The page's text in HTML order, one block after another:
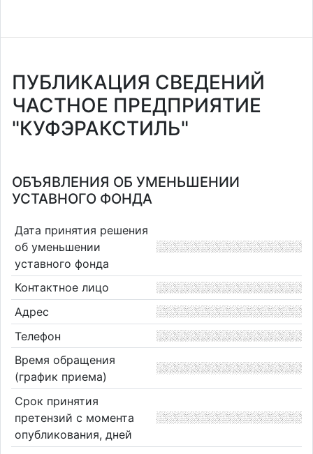
ПУБЛИКАЦИЯ СВЕДЕНИЙ
ЧАСТНОЕ ПРЕДПРИЯТИЕ
"КУФЭРАКСТИЛЬ"
ОБЪЯВЛЕНИЯ ОБ УМЕНЬШЕНИИ
УСТАВНОГО ФОНДА
Дата принятия решения
об уменьшении
уставного фонда
Контактное лицо
Адрес
Телефон
Время обращения
(график приема)
Срок принятия
претензий с момента
опубликования, дней